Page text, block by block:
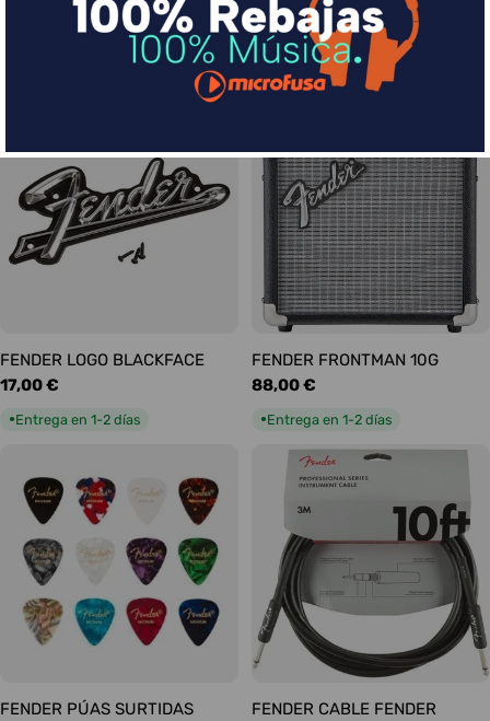
Slinky Regular 10-46
Caoba
Precio
habitual
339,00 €
Entrega en 1-2 días
FENDER LOGO BLACKFACE
Precio
17,00 €
●Entrega en 1-2 días
FENDER FRONTMAN 10G
Precio
88,00 €
●Entrega en 1-2 días
FENDER PÚAS SURTIDAS
FENDER CABLE FENDER